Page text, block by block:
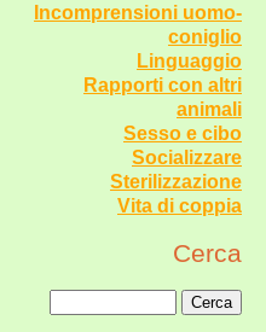
Incomprensioni uomo-
coniglio
Linguaggio
Rapporti con altri
animali
Sesso e cibo
Socializzare
Sterilizzazione
Vita di coppia
Cerca